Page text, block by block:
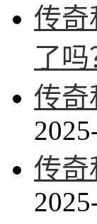
传奇
了吗
传奇
传奇